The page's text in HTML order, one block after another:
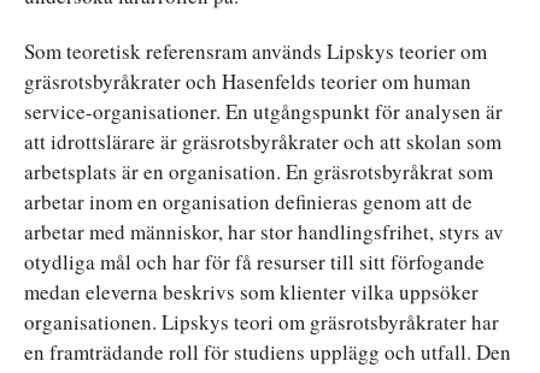
Som teoretisk referensram används Lipskys teorier om
gräsrotsbyråkrater och Hasenfelds teorier om human
service-organisationer. En utgångspunkt för analysen är
att idrottslärare är gräsrotsbyråkrater och att skolan som
arbetsplats är en organisation. En gräsrotsbyråkrat som
arbetar inom en organisation definieras genom att de
arbetar med människor, har stor handlingsfrihet, styrs av
otydliga mål och har för få resurser till sitt förfogande
medan eleverna beskrivs som klienter vilka uppsöker
organisationen. Lipskys teori om gräsrotsbyråkrater har
en framträdande roll för studiens upplägg och utfall. Den